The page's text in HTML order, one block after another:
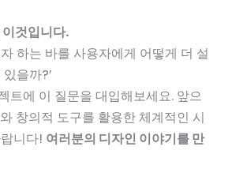
것입니다.
하는 바를 사용자에게 어떻게 더 설
을까?’
트에 이 질문을 대입해보세요. 앞으
창의적 도구를 활용한 체계적인 시
니다! 여러분의 디자인 이야기를 만